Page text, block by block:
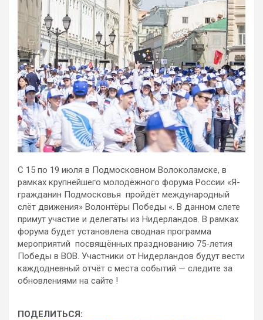
С 15 по 19 июля в Подмосковном Волоколамске, в
рамках крупнейшего молодёжного форума России «Я-
гражданин Подмосковья пройдёт международный
слёт движения» Волонтёры Победы «. В данном слете
примут участие и делегаты из Нидерландов. В рамках
форума будет установлена сводная программа
мероприятий посвящённых празднованию 75-летия
Победы в ВОВ. Участники от Нидерландов будут вести
каждодневный отчёт с места событий — следите за
обновлениями на сайте !
ПОДЕЛИТЬСЯ: